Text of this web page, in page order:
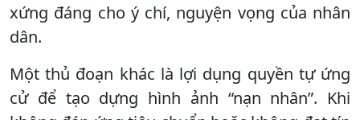
xứng đáng cho ý chí, nguyện vọng của nhân
dân.
Một thủ đoạn khác là lợi dụng quyền tự ứng
cử để tạo dựng hình ảnh “nạn nhân”. Khi